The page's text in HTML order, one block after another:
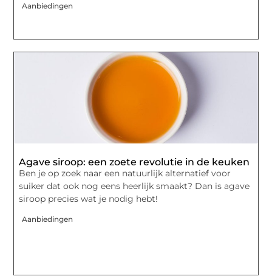
Aanbiedingen
Agave siroop: een zoete revolutie in de keuken
Ben je op zoek naar een natuurlijk alternatief voor
suiker dat ook nog eens heerlijk smaakt? Dan is agave
siroop precies wat je nodig hebt!
Aanbiedingen